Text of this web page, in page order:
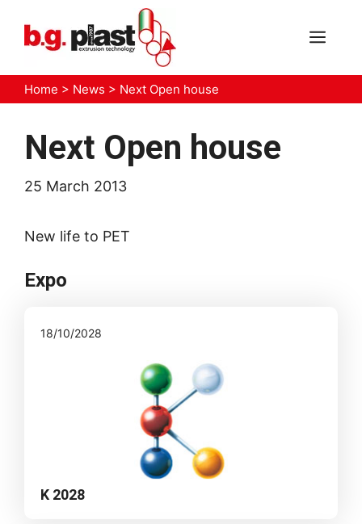
content
Home > News > Next Open house
Next Open house
25 March 2013
New life to PET
Expo
18/10/2028
K 2028